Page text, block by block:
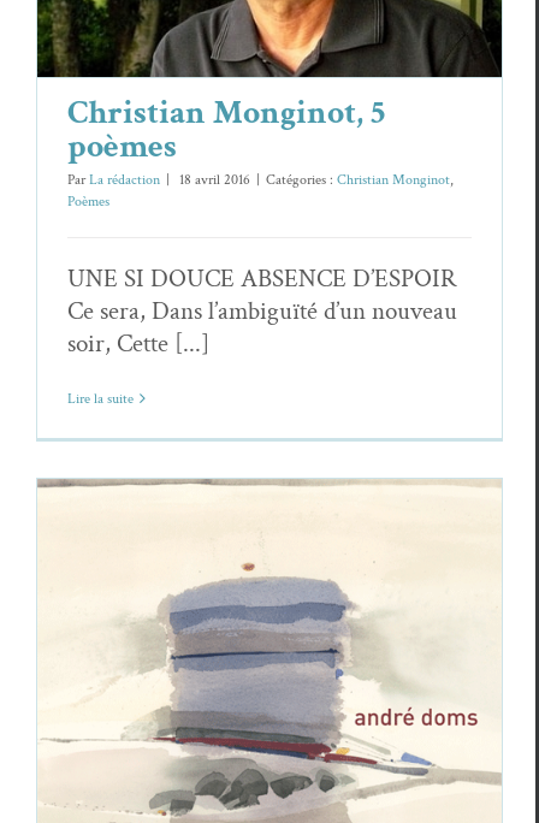
Christian Monginot, 5
poèmes
ParLa rédaction 18 avril 2016 Catégories : Christian Monginot,
Poèmes
UNE SI DOUCE ABSENCE D’ESPOIR
Ce sera, Dans l’ambiguïté d’un nouveau
soir, Cette [...]
Lire la suite
Fil de Lecture de Lucien Wasselin :